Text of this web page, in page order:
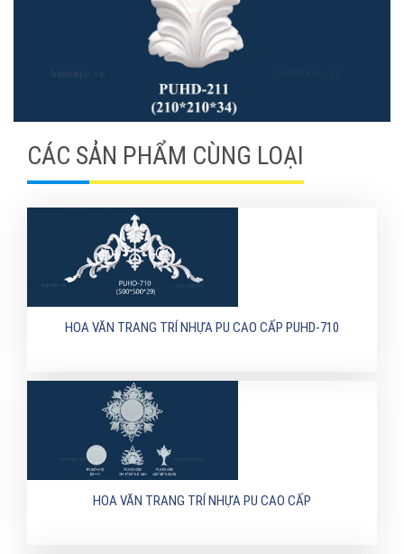
CÁC SẢN PHẨM CÙNG LOẠI
HOA VĂN TRANG TRÍ NHỰA PU CAO CẤP PUHD-710
HOA VĂN TRANG TRÍ NHỰA PU CAO CẤP